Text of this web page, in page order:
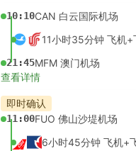
10:10CAN 白云国际机场
11小时35分钟 飞机+
21:45MFM 澳门机场
查看详情
即时确认
11:00FUO 佛山沙堤机场
6小时45分钟 飞机+